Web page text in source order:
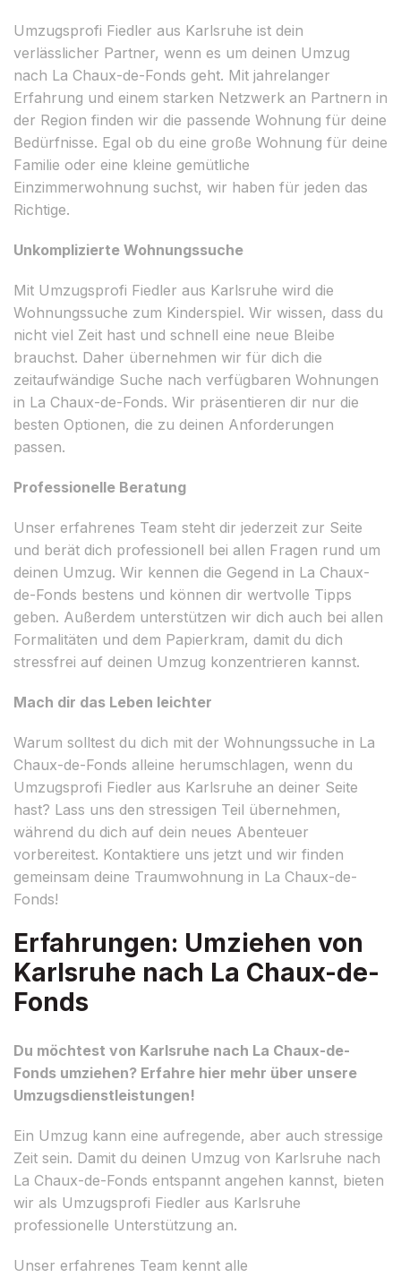
Umzugsprofi Fiedler aus Karlsruhe ist dein
verlässlicher Partner, wenn es um deinen Umzug
nach La Chaux-de-Fonds geht. Mit jahrelanger
Erfahrung und einem starken Netzwerk an Partnern in
der Region finden wir die passende Wohnung für deine
Bedürfnisse. Egal ob du eine große Wohnung für deine
Familie oder eine kleine gemütliche
Einzimmerwohnung suchst, wir haben für jeden das
Richtige.
Unkomplizierte Wohnungssuche
Mit Umzugsprofi Fiedler aus Karlsruhe wird die
Wohnungssuche zum Kinderspiel. Wir wissen, dass du
nicht viel Zeit hast und schnell eine neue Bleibe
brauchst. Daher übernehmen wir für dich die
zeitaufwändige Suche nach verfügbaren Wohnungen
in La Chaux-de-Fonds. Wir präsentieren dir nur die
besten Optionen, die zu deinen Anforderungen
passen.
Professionelle Beratung
Unser erfahrenes Team steht dir jederzeit zur Seite
und berät dich professionell bei allen Fragen rund um
deinen Umzug. Wir kennen die Gegend in La Chaux-
de-Fonds bestens und können dir wertvolle Tipps
geben. Außerdem unterstützen wir dich auch bei allen
Formalitäten und dem Papierkram, damit du dich
stressfrei auf deinen Umzug konzentrieren kannst.
Mach dir das Leben leichter
Warum solltest du dich mit der Wohnungssuche in La
Chaux-de-Fonds alleine herumschlagen, wenn du
Umzugsprofi Fiedler aus Karlsruhe an deiner Seite
hast? Lass uns den stressigen Teil übernehmen,
während du dich auf dein neues Abenteuer
vorbereitest. Kontaktiere uns jetzt und wir finden
gemeinsam deine Traumwohnung in La Chaux-de-
Fonds!
Erfahrungen: Umziehen von
Karlsruhe nach La Chaux-de-
Fonds
Du möchtest von Karlsruhe nach La Chaux-de-
Fonds umziehen? Erfahre hier mehr über unsere
Umzugsdienstleistungen!
Ein Umzug kann eine aufregende, aber auch stressige
Zeit sein. Damit du deinen Umzug von Karlsruhe nach
La Chaux-de-Fonds entspannt angehen kannst, bieten
wir als Umzugsprofi Fiedler aus Karlsruhe
professionelle Unterstützung an.
Unser erfahrenes Team kennt alle